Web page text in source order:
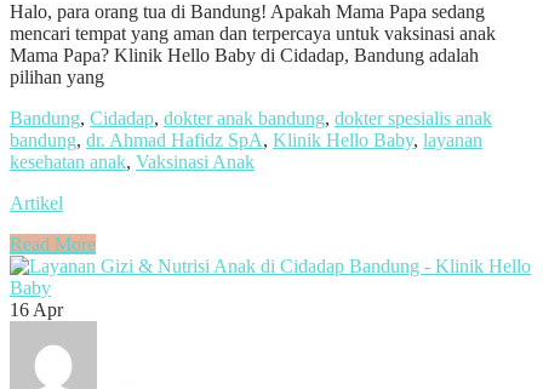
Halo, para orang tua di Bandung! Apakah Mama Papa sedang
mencari tempat yang aman dan terpercaya untuk vaksinasi anak
Mama Papa? Klinik Hello Baby di Cidadap, Bandung adalah
pilihan yang
Bandung, Cidadap, dokter anak bandung, dokter spesialis anak
bandung, dr. Ahmad Hafidz SpA, Klinik Hello Baby, layanan
kesehatan anak, Vaksinasi Anak
Artikel
Read More
16 Apr